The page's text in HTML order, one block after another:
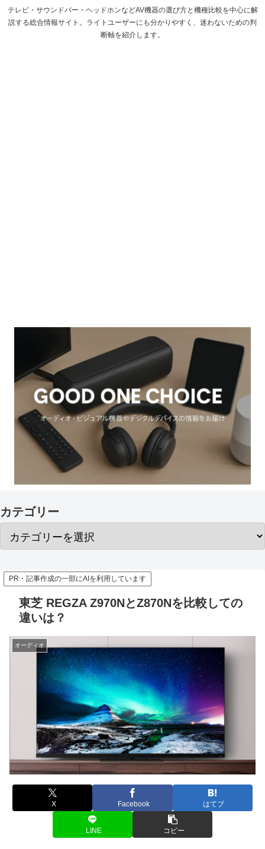
テレビ・サウンドバー・ヘッドホンなどAV機器の選び方と機種比較を中心に解
説する総合情報サイト。ライトユーザーにも分かりやすく、迷わないための判
断軸を紹介します。
カテゴリー
PR・記事作成の一部にAIを利用しています
東芝 REGZA Z970NとZ870Nを比較しての
違いは？
オーディオ
X Facebook はてブ
LINE コピー